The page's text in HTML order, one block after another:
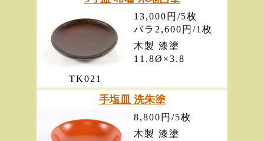
TK021
13,000円/5枚
バラ2,600円/1枚
木製 漆塗
11.8Ø×3.8
手塩皿 洗朱塗
8,800円/5枚
木製 漆塗